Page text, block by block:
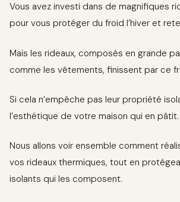
Vous avez investi dans de magnifiques
pour vous protéger du froid l’hiver et
Mais les rideaux, composés en grande
comme les vêtements, finissent par ce
Si cela n’empêche pas leur propriété
l’esthétique de votre maison qui en pâtit.
Nous allons voir ensemble comment
vos rideaux thermiques, tout en
isolants qui les composent.